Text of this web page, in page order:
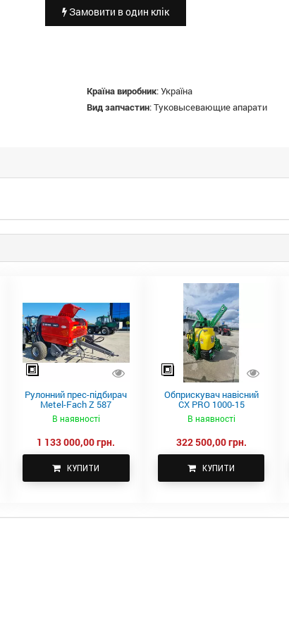
Замовити в один клік
Країна виробник:Україна
Вид запчастин:Туковысевающие апарати
Рулонний прес-підбирач
Metel-Fach Z 587
В наявності
1 133 000,00 грн.
КУПИТИ
Обприскувач навісний
CX PRO 1000-15
В наявності
322 500,00 грн.
КУПИТИ